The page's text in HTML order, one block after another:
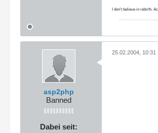
I don't believe in rebirth.
asp2php
Banned
Dabei seit:
25.02.2004, 10:31